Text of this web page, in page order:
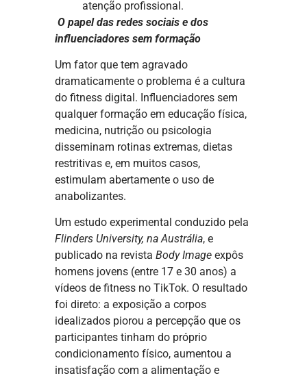
atenção profissional.
O papel das redes sociais e dos
influenciadores sem formação
Um fator que tem agravado
dramaticamente o problema é a cultura
do fitness digital. Influenciadores sem
qualquer formação em educação física,
medicina, nutrição ou psicologia
disseminam rotinas extremas, dietas
restritivas e, em muitos casos,
estimulam abertamente o uso de
anabolizantes.
Um estudo experimental conduzido pela
Flinders University, na Austrália, e
publicado na revista Body Image expôs
homens jovens (entre 17 e 30 anos) a
vídeos de fitness no TikTok. O resultado
foi direto: a exposição a corpos
idealizados piorou a percepção que os
participantes tinham do próprio
condicionamento físico, aumentou a
insatisfação com a alimentação e